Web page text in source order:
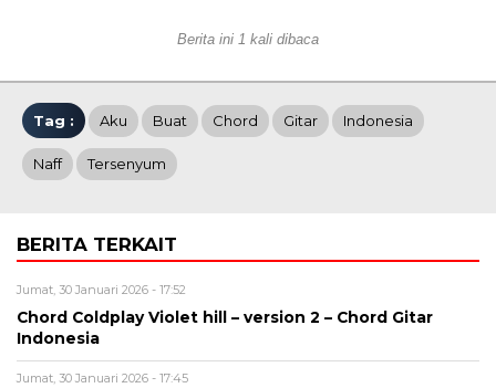
Berita ini 1 kali dibaca
Tag : Aku Buat Chord Gitar Indonesia
Naff Tersenyum
BERITA TERKAIT
Jumat, 30 Januari 2026 - 17:52
Chord Coldplay Violet hill – version 2 – Chord Gitar
Indonesia
Jumat, 30 Januari 2026 - 17:45